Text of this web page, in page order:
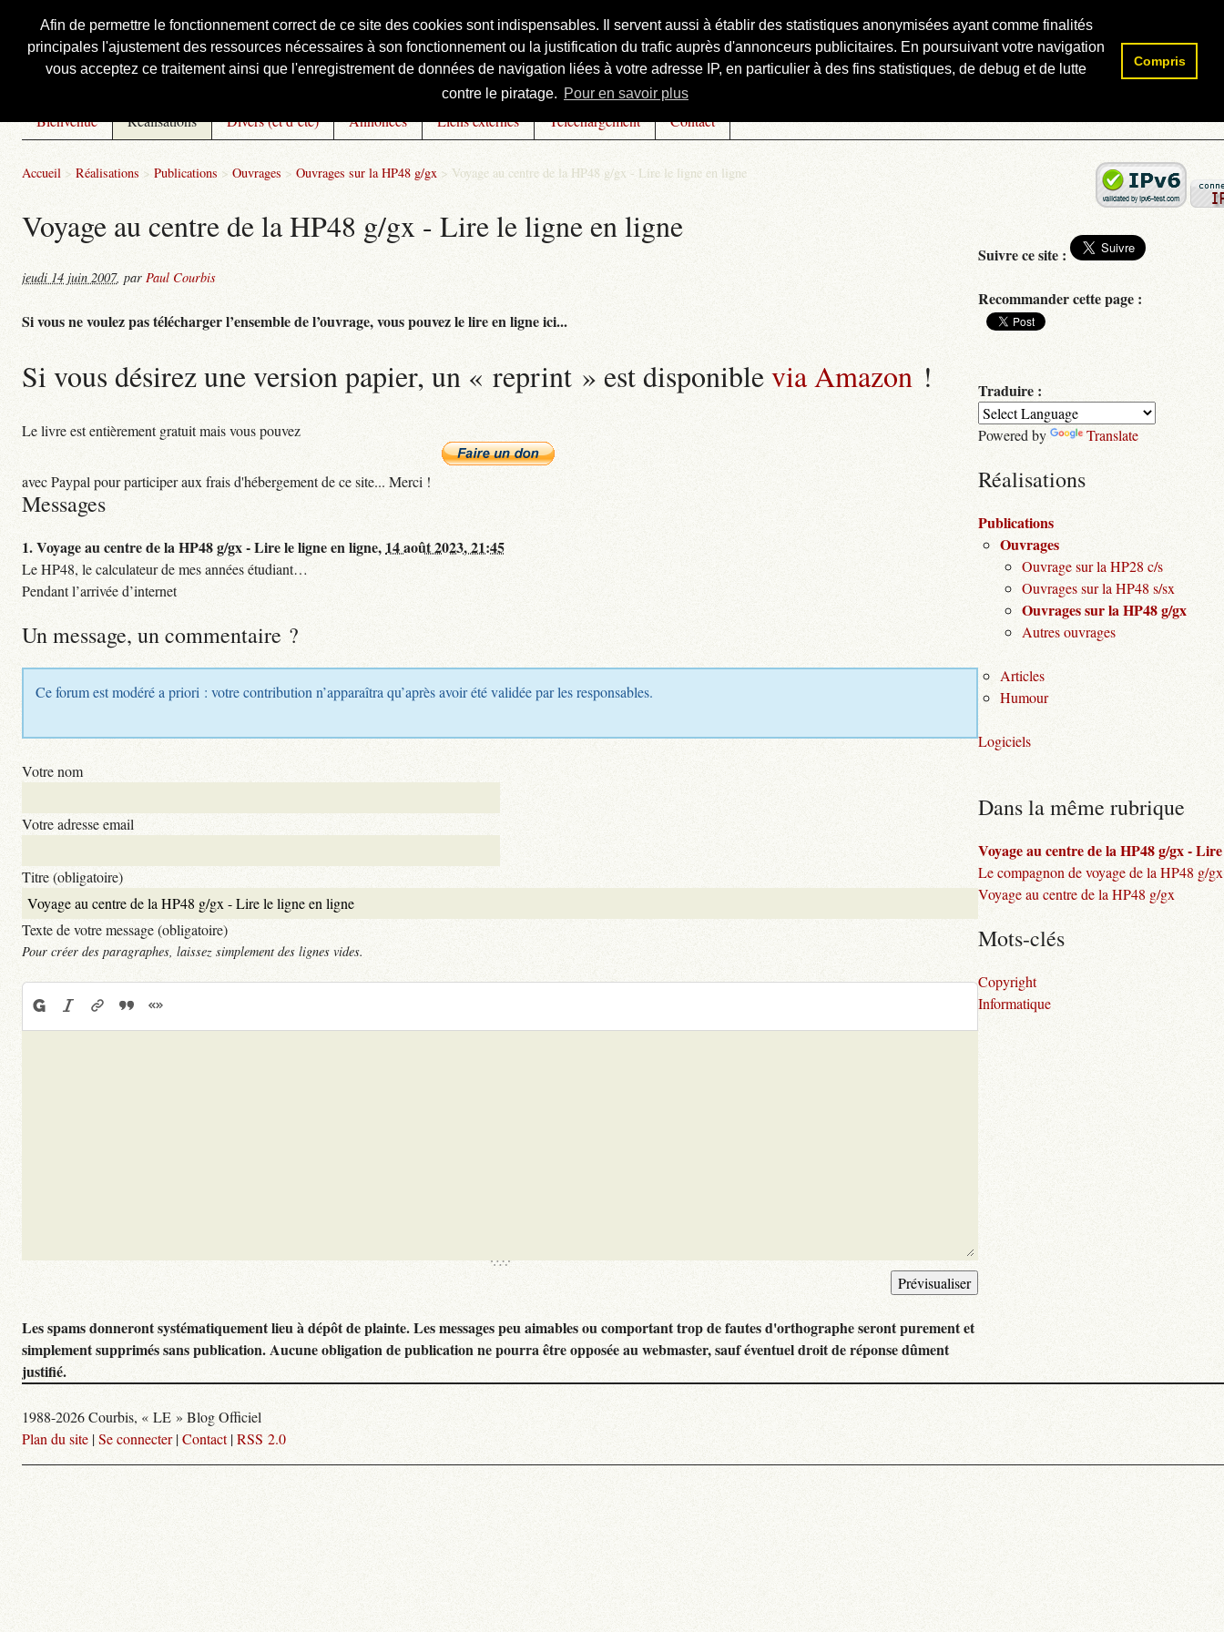
Afin de permettre le fonctionnement correct de ce site des cookies sont indispensables. Il servent aussi à établir des statistiques anonymisées ayant comme finalités
principales l'ajustement des ressources nécessaires à son fonctionnement ou la justification du trafic auprès d'annonceurs publicitaires. En poursuivant votre navigation
vous acceptez ce traitement ainsi que l'enregistrement de données de navigation liées à votre adresse IP, en particulier à des fins statistiques, de debug et de lutte
contre le piratage. Pour en savoir plus
Compris
Courbis, « LE » Blog Officiel
Bienvenue Réalisations Divers (et d’été) Annonces Liens externes Téléchargement Contact
Accueil > Réalisations > Publications > Ouvrages > Ouvrages sur la HP48 g/gx > Voyage au centre de la HP48 g/gx - Lire le ligne en ligne
Voyage au centre de la HP48 g/gx - Lire le ligne en ligne
jeudi 14 juin 2007, par Paul Courbis
Si vous ne voulez pas télécharger l’ensemble de l’ouvrage, vous pouvez le lire en ligne ici...
Si vous désirez une version papier, un « reprint » est disponiblevia Amazon !
Le livre est entièrement gratuit mais vous pouvez
avec Paypal pour participer aux frais d'hébergement de ce site... Merci !
Messages
1.Voyage au centre de la HP48 g/gx - Lire le ligne en ligne, 14 août 2023, 21:45
Le HP48, le calculateur de mes années étudiant…
Pendant l’arrivée d’internet
Un message, un commentaire ?
Ce forum est modéré a priori : votre contribution n’apparaîtra qu’après avoir été validée par les responsables.
Votre nom
Votre adresse email
Titre (obligatoire)
Texte de votre message (obligatoire)
Pour créer des paragraphes, laissez simplement des lignes vides.
Les spams donneront systématiquement lieu à dépôt de plainte. Les messages peu aimables ou comportant trop de fautes d'orthographe seront purement et
simplement supprimés sans publication. Aucune obligation de publication ne pourra être opposée au webmaster, sauf éventuel droit de réponse dûment
justifié.
Rechercher :
Suivre ce site :
Recommander cette page :
Traduire :
Powered by Translate
Réalisations
Publications
Ouvrages
Ouvrage sur la HP28 c/s
Ouvrages sur la HP48 s/sx
Ouvrages sur la HP48 g/gx
Autres ouvrages
Articles
Humour
Logiciels
Dans la même rubrique
Voyage au centre de la HP48 g/gx -
Le compagnon de voyage de la HP48 g/gx
Voyage au centre de la HP48 g/gx
Mots-clés
Copyright
Informatique
1988-2026 Courbis, « LE » Blog Officiel
Plan du site |Se connecter|Contact|RSS 2.0